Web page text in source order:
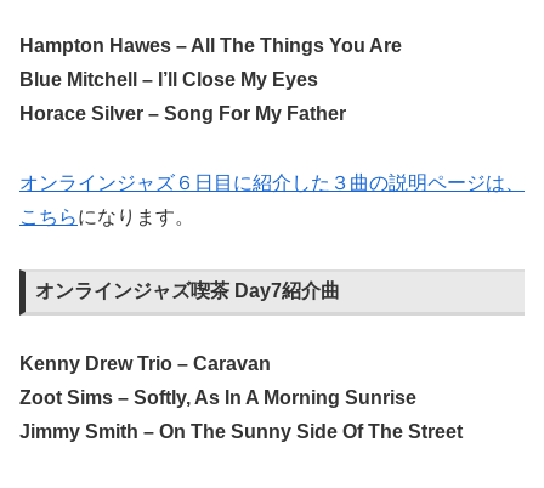
Hampton Hawes – All The Things You Are
Blue Mitchell – I’ll Close My Eyes
Horace Silver – Song For My Father
オンラインジャズ６日目に紹介した３曲の説明ページは、
こちらになります。
オンラインジャズ喫茶 Day7紹介曲
Kenny Drew Trio – Caravan
Zoot Sims – Softly, As In A Morning Sunrise
Jimmy Smith – On The Sunny Side Of The Street